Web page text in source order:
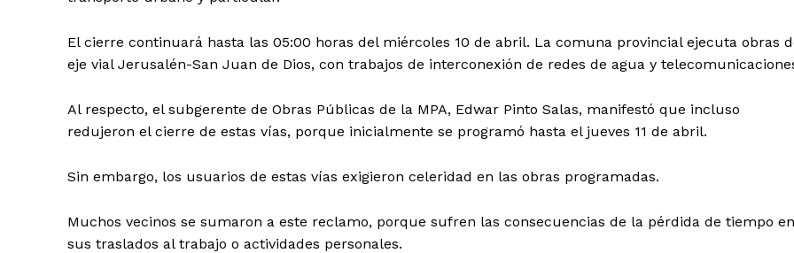
El cierre continuará hasta las 05:00 horas del miércoles 10 de abril. La comuna provincial ejecuta obras
eje vial Jerusalén-San Juan de Dios, con trabajos de interconexión de redes de agua y
Al respecto, el subgerente de Obras Públicas de la MPA, Edwar Pinto Salas, manifestó que incluso
redujeron el cierre de estas vías, porque inicialmente se programó hasta el jueves 11 de abril.
Sin embargo, los usuarios de estas vías exigieron celeridad en las obras programadas.
Muchos vecinos se sumaron a este reclamo, porque sufren las consecuencias de la pérdida de tiempo en
sus traslados al trabajo o actividades personales.